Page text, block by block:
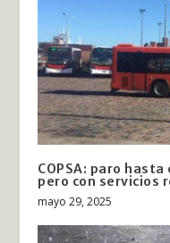
COPSA: paro
pero con servicios
mayo 29, 2025